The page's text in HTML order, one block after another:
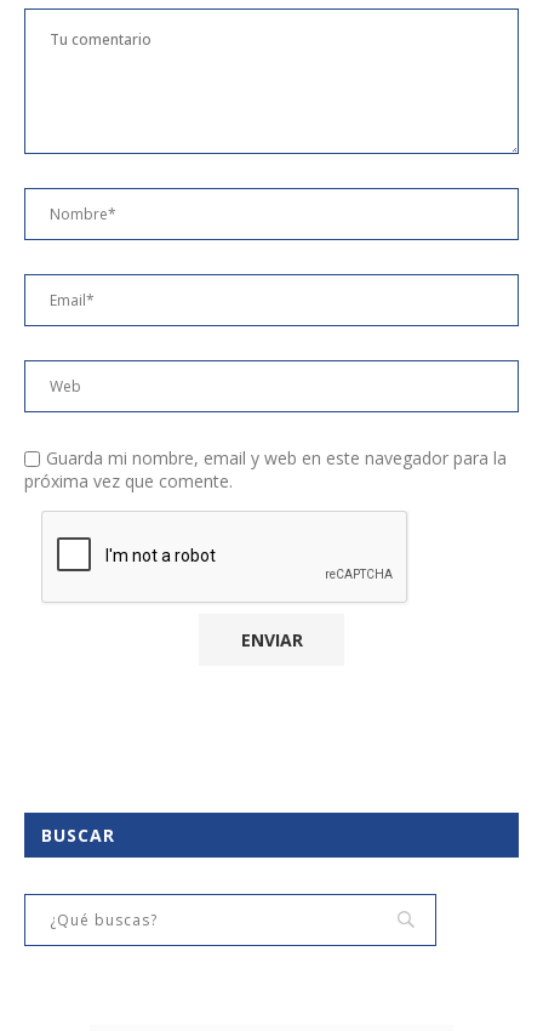
Guarda mi nombre, email y web en este navegador para la
próxima vez que comente.
BUSCAR